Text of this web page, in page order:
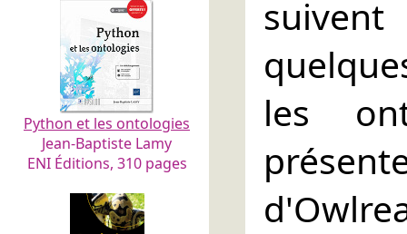
Python et les ontologies
Jean-Baptiste Lamy
ENI Éditions, 310 pages
les